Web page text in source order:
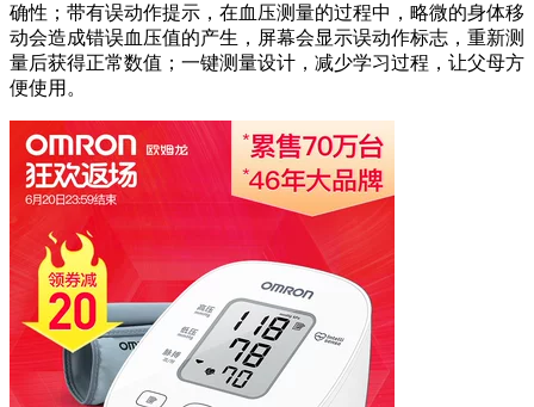
确性；带有误动作提示，在血压测量的过程中，略微的身体移
动会造成错误血压值的产生，屏幕会显示误动作标志，重新测
量后获得正常数值；一键测量设计，减少学习过程，让父母方
便使用。